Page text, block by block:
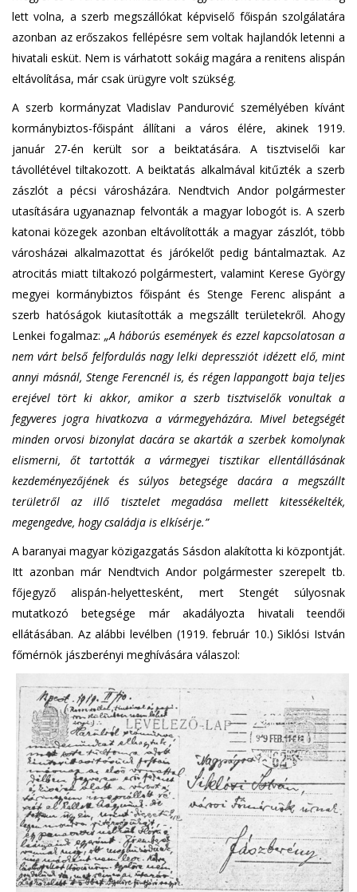
lett volna, a szerb megszállókat képviselő főispán szolgálatára
azonban az erőszakos fellépésre sem voltak hajlandók letenni a
hivatali esküt. Nem is várhatott sokáig magára a renitens alispán
eltávolítása, már csak ürügyre volt szükség.
A szerb kormányzat Vladislav Pandurović személyében kívánt
kormánybiztos-főispánt állítani a város élére, akinek 1919.
január 27-én került sor a beiktatására. A tisztviselői kar
távollétével tiltakozott. A beiktatás alkalmával kitűzték a szerb
zászlót a pécsi városházára. Nendtvich Andor polgármester
utasítására ugyanaznap felvonták a magyar lobogót is. A szerb
katonai közegek azonban eltávolították a magyar zászlót, több
városházai alkalmazottat és járókelőt pedig bántalmaztak. Az
atrocitás miatt tiltakozó polgármestert, valamint Kerese György
megyei kormánybiztos főispánt és Stenge Ferenc alispánt a
szerb hatóságok kiutasították a megszállt területekről. Ahogy
Lenkei fogalmaz: „A háborús események és ezzel kapcsolatosan a
nem várt belső felfordulás nagy lelki depressziót idézett elő, mint
annyi másnál, Stenge Ferencnél is, és régen lappangott baja teljes
erejével tört ki akkor, amikor a szerb tisztviselők vonultak a
fegyveres jogra hivatkozva a vármegyeházára. Mivel betegségét
minden orvosi bizonylat dacára se akarták a szerbek komolynak
elismerni, őt tartották a vármegyei tisztikar ellentállásának
kezdeményezőjének és súlyos betegsége dacára a megszállt
területről az illő tisztelet megadása mellett kitessékelték,
megengedve, hogy családja is elkísérje.”
A baranyai magyar közigazgatás Sásdon alakította ki központját.
Itt azonban már Nendtvich Andor polgármester szerepelt tb.
főjegyző alispán-helyettesként, mert Stengét súlyosnak
mutatkozó betegsége már akadályozta hivatali teendői
ellátásában. Az alábbi levélben (1919. február 10.) Siklósi István
főmérnök jászberényi meghívására válaszol: